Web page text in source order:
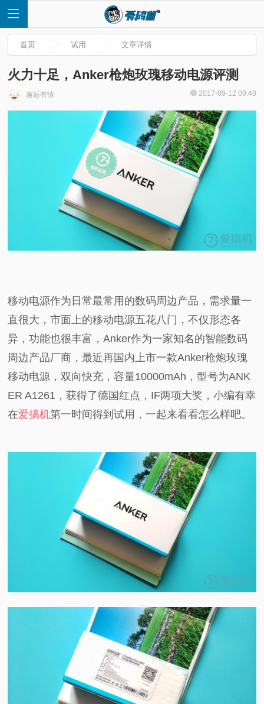
频
科
普
体
首页 试用 文章详情
火力十足，Anker枪炮玫瑰移动电源评测
邂逅有情 2017-09-12 09:40
移动电源作为日常最常用的数码周边产品，需求量一
直很大，市面上的移动电源五花八门，不仅形态各
异，功能也很丰富，Anker作为一家知名的智能数码
周边产品厂商，最近再国内上市一款Anker枪炮玫瑰
移动电源，双向快充，容量10000mAh，型号为ANK
ER A1261，获得了德国红点，IF两项大奖，小编有幸
在爱搞机第一时间得到试用，一起来看看怎么样吧。